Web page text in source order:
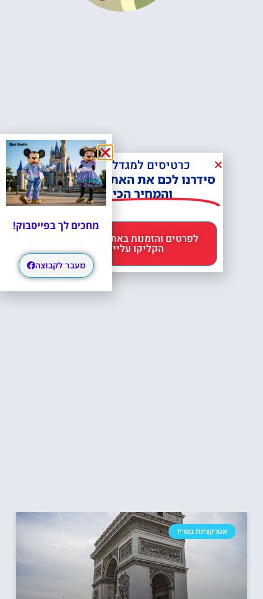
אטרקציות בפריז
כרטיסים למגדל אייפל?
סידרנו לכם את האתר הכי אמין -
והמחיר הכי זול!
הקליקו עליי 😊
מחכים לך בפייסבוק!
מעבר לקבוצה